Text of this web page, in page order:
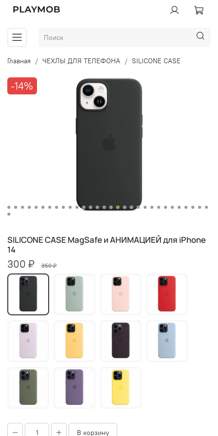
Главная ЧЕХЛЫ ДЛЯ ТЕЛЕФОНА SILICONE CASE
-14%
SILICONE CASE MagSafe и АНИМАЦИЕЙ для iPhone
14
300 ₽ 350 ₽
В корзину